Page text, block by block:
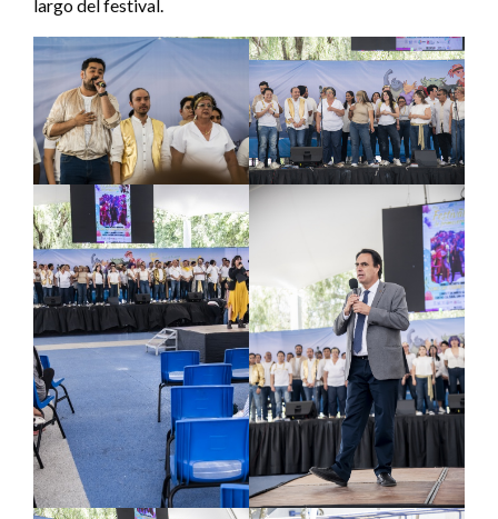
largo del festival.